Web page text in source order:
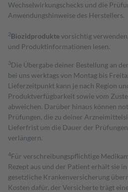
Wechselwirkungschecks und die
Anwendungshinweise des Herstellers.
2Biozidproduktevorsichtig
und Produktinformationen lesen.
3Die Übergabe deiner Bestellung an
bei uns werktags von Montag bis
Lieferzeitpunkt kann je nach Region
Produktverfügbarkeit sowie vom
abweichen. Darüber hinaus können
Prüfungen, die zu deiner
Lieferfrist um die Dauer der
verlängern.
4Für verschreibungspflichtige
Rezept aus und der Patient erhält sie
gesetzliche Krankenversicherung
Kosten dafür, der Versicherte trägt